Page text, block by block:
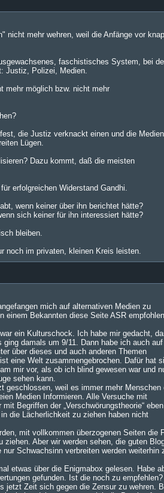
nicht mehr wehren, weil die Anfänge vor
faschistisches System, bei
Justiz, Polizei, Medien.
mehr möglich bzw. nicht mehr
die Justiz verknackt einen und die Medien
Lügen.
Dazu kommt, daß die meisten
erfolgreichen Widerstand Gandhi.
wenn keiner über ihn berichtet hätte?
sich keiner für ihn interessiert hätte?
bleiben.
noch im privaten, kleinen Kreis leisten.
mich auf alternativen Medien zu
einem Bekannten diese Seite ASR empfohlen
ein Kulturschock. Ich habe mir gedacht,
ging damals um 9/11. Dann habe ich auch auf
über dieses und auch anderen Themen
eine Welt zusammengebrochen. Dafür hat
mir vor, als ob ich blind gewesen war und
sehen kann.
geschlossen, weil es immer mehr Menschen
Medien Informieren. Alle Versuche mit
mit Begriffen der „Verschwörungstheorie“ eben
die Lächerlichkeit zu ziehen haben nicht
mit vollkommen überzogenen Seiten die
ziehen. Aber wir werden sehen, die guten
nur Schwachsinn verbreiten werden weiterhin
etwas über die Enigmabox gelesen. Habe
gefunden. Ist die noch zu
jetzt Zeit sich gegen die Zensur zu wehren.